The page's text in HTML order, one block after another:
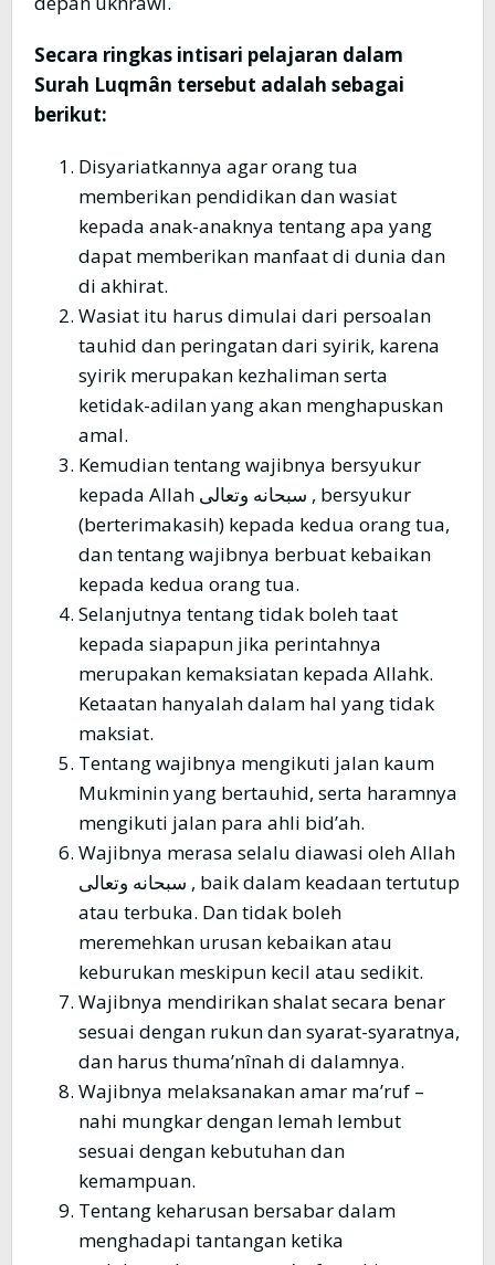
Secara ringkas intisari pelajaran dalam
Surah Luqmân tersebut adalah sebagai
berikut:
Disyariatkannya agar orang tua
memberikan pendidikan dan wasiat
kepada anak-anaknya tentang apa yang
dapat memberikan manfaat di dunia dan
di akhirat.
Wasiat itu harus dimulai dari persoalan
tauhid dan peringatan dari syirik, karena
syirik merupakan kezhaliman serta
ketidak-adilan yang akan menghapuskan
amal.
Kemudian tentang wajibnya bersyukur
kepada Allah سبحانه وتعالى , bersyukur
(berterimakasih) kepada kedua orang tua,
dan tentang wajibnya berbuat kebaikan
kepada kedua orang tua.
Selanjutnya tentang tidak boleh taat
kepada siapapun jika perintahnya
merupakan kemaksiatan kepada Allahk.
Ketaatan hanyalah dalam hal yang tidak
maksiat.
Tentang wajibnya mengikuti jalan kaum
Mukminin yang bertauhid, serta haramnya
mengikuti jalan para ahli bid’ah.
Wajibnya merasa selalu diawasi oleh Allah
سبحانه وتعالى , baik dalam keadaan tertutup
atau terbuka. Dan tidak boleh
meremehkan urusan kebaikan atau
keburukan meskipun kecil atau sedikit.
Wajibnya mendirikan shalat secara benar
sesuai dengan rukun dan syarat-syaratnya,
dan harus thuma’nînah di dalamnya.
Wajibnya melaksanakan amar ma’ruf –
nahi mungkar dengan lemah lembut
sesuai dengan kebutuhan dan
kemampuan.
Tentang keharusan bersabar dalam
menghadapi tantangan ketika